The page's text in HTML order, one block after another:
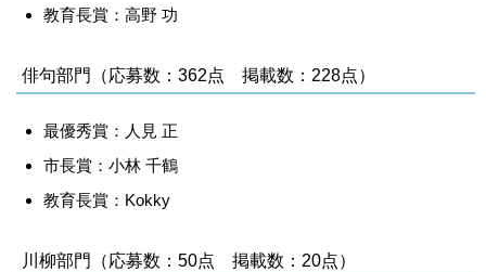
教育長賞：高野 功
俳句部門（応募数：362点 掲載数：228点）
最優秀賞：人見 正
市長賞：小林 千鶴
教育長賞：Kokky
川柳部門（応募数：50点 掲載数：20点）